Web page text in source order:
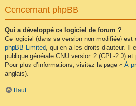
Concernant phpBB
Qui a développé ce logiciel de forum ?
Ce logiciel (dans sa version non modifiée) est
phpBB Limited, qui en a les droits d’auteur. Il
publique générale GNU version 2 (GPL-2.0)
Pour plus d’informations, visitez la page « À
anglais).
Haut